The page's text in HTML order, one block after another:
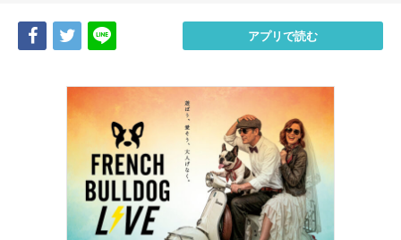
Share Tweet アプリで読む